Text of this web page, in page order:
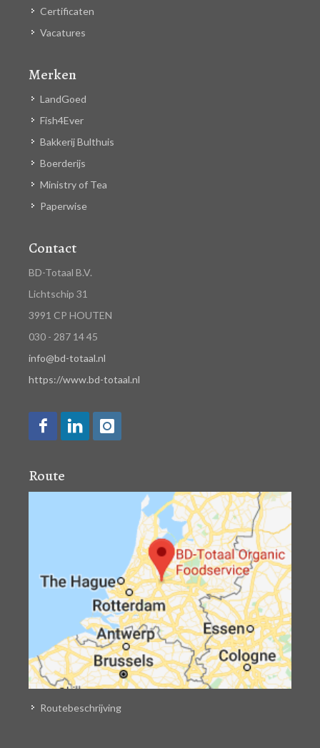
Certificaten
Vacatures
Merken
LandGoed
Fish4Ever
Bakkerij Bulthuis
Boerderijs
Ministry of Tea
Paperwise
Contact
BD-Totaal B.V.
Lichtschip 31
3991 CP HOUTEN
030 - 287 14 45
info@bd-totaal.nl
https://www.bd-totaal.nl
Route
Routebeschrijving